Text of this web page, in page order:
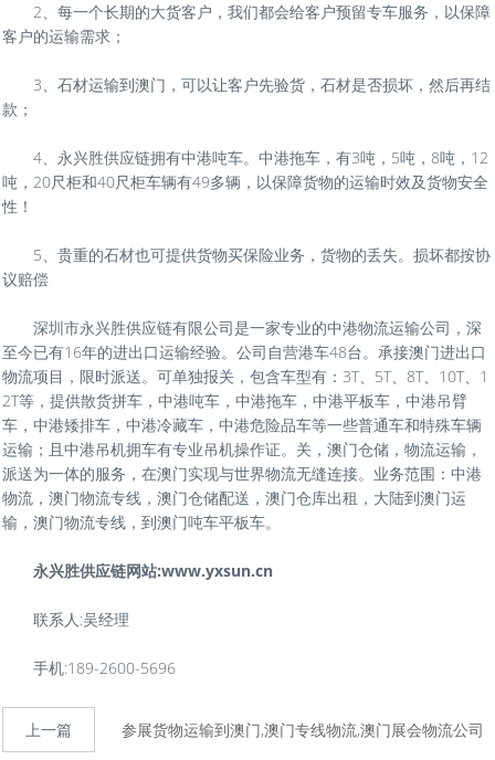
2、每一个长期的大货客户，我们都会给客户预留专车服务，以保障
客户的运输需求；
3、石材运输到澳门，可以让客户先验货，石材是否损坏，然后再结
款；
4、永兴胜供应链拥有中港吨车。中港拖车，有3吨，5吨，8吨，12
吨，20尺柜和40尺柜车辆有49多辆，以保障货物的运输时效及货物安全
性！
5、贵重的石材也可提供货物买保险业务，货物的丢失。损坏都按协
议赔偿
深圳市永兴胜供应链有限公司是一家专业的中港物流运输公司，深
至今已有16年的进出口运输经验。公司自营港车48台。承接澳门进出口
物流项目，限时派送。可单独报关，包含车型有：3T、5T、8T、10T、1
2T等，提供散货拼车，中港吨车，中港拖车，中港平板车，中港吊臂
车，中港矮排车，中港冷藏车，中港危险品车等一些普通车和特殊车辆
运输；且中港吊机拥车有专业吊机操作证。关，澳门仓储，物流运输，
派送为一体的服务，在澳门实现与世界物流无缝连接。业务范围：中港
物流，澳门物流专线，澳门仓储配送，澳门仓库出租，大陆到澳门运
输，澳门物流专线，到澳门吨车平板车。
永兴胜供应链网站:www.yxsun.cn
联系人:吴经理
手机:189-2600-5696
上一篇 参展货物运输到澳门,澳门专线物流,澳门展会物流公司